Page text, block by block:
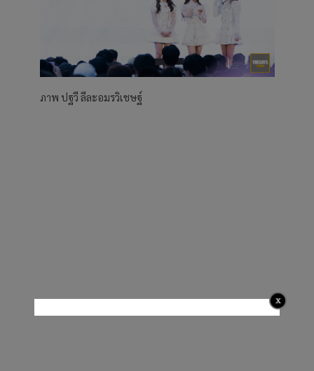
ภาพ ปฐวี ลีละอมรวิเชษฐ์